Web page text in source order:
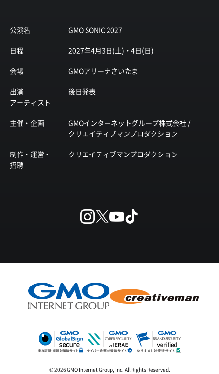
公演名 GMO SONIC 2027
日程 2027年4月3日(土)・4日(日)
会場 GMOアリーナさいたま
出演
アーティスト
後日発表
主催・企画
GMOインターネットグループ株式会社 /
クリエイティブマンプロダクション
制作・運営・
招聘
クリエイティブマンプロダクション
© 2026 GMO Internet Group, Inc. All Rights Reserved.